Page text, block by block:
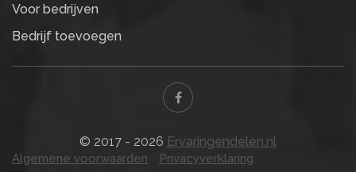
Voor bedrijven
Bedrijf toevoegen
© 2017 - 2026 Ervaringendelen.nl
Algemene voorwaarden Privacyverklaring